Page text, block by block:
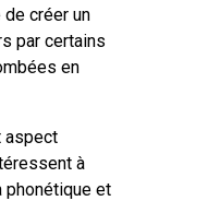
créer un
par certains
en
aspect
à
phonétique et